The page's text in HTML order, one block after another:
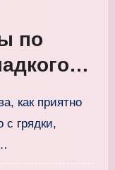
по
и
с грядки,